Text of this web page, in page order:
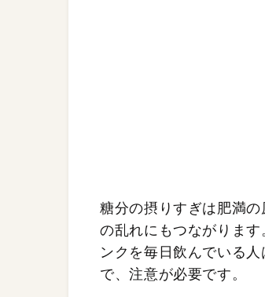
糖分の摂りすぎは肥満
の乱れにもつながりま
ンクを毎日飲んでいる
で、注意が必要です。